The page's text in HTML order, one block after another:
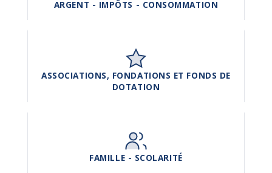
ARGENT - IMPÔTS - CONSOMMATION
ASSOCIATIONS, FONDATIONS ET FONDS DE
DOTATION
FAMILLE - SCOLARITÉ